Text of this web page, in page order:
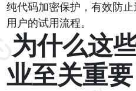
纯代码加密保护，有效防
用户的试用流程。
为什么这
业至关重要